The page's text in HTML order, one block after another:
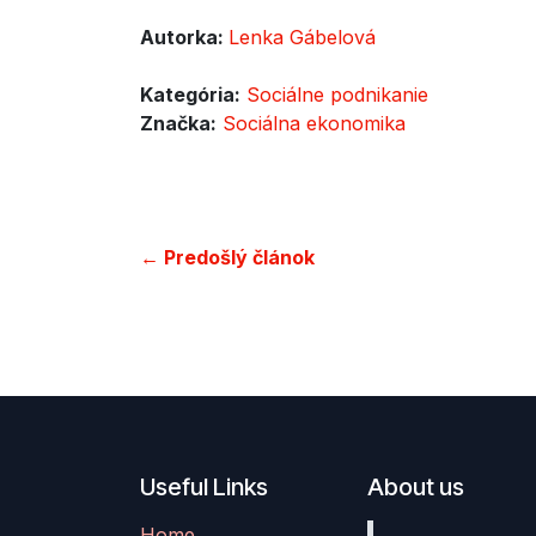
Autorka: Lenka Gábelová
Kategória: Sociálne podnikanie
Značka: Sociálna ekonomika
← Predošlý článok
Useful Links About us